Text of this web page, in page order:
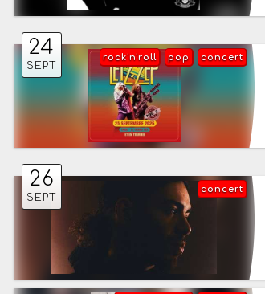
24
SEPT
concert
pop
rock'n'roll
26
SEPT
concert